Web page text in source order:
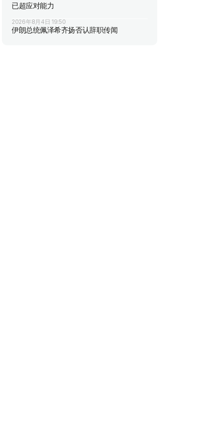
已超应对能力
2026年8月4日 19:50
伊朗总统佩泽希齐扬否认辞职传闻